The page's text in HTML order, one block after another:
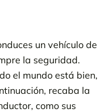
un vehículo de
la seguridad.
el mundo está bien,
recaba la
como sus